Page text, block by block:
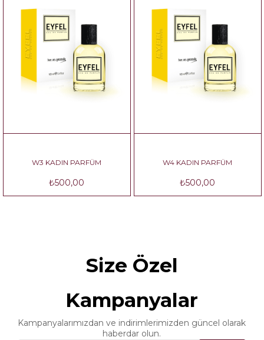
W3 KADIN PARFÜM
₺500,00
W4 KADIN PARFÜM
₺500,00
Size Özel
Kampanyalar
Kampanyalarımızdan ve indirimlerimizden güncel olarak
haberdar olun.